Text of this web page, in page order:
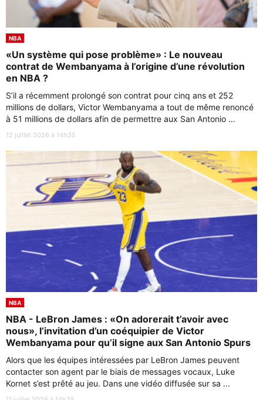
NBA
«Un système qui pose problème» : Le nouveau
contrat de Wembanyama à l’origine d’une révolution
en NBA ?
S’il a récemment prolongé son contrat pour cinq ans et 252
millions de dollars, Victor Wembanyama a tout de même renoncé
à 51 millions de dollars afin de permettre aux San Antonio ...
12 juillet 2026 à 14h35
NBA
NBA - LeBron James : «On adorerait t’avoir avec
nous», l’invitation d’un coéquipier de Victor
Wembanyama pour qu’il signe aux San Antonio Spurs
Alors que les équipes intéressées par LeBron James peuvent
contacter son agent par le biais de messages vocaux, Luke
Kornet s’est prêté au jeu. Dans une vidéo diffusée sur sa ...